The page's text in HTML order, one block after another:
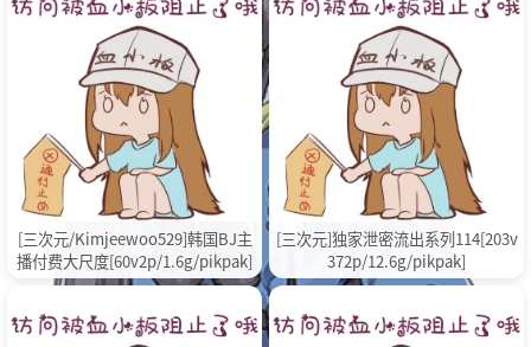
[三次元/Kimjeewoo529]韩国BJ主
播付费大尺度[60v2p/1.6g/pikpak]
[三次元]独家泄密流出系列114[203v
372p/12.6g/pikpak]